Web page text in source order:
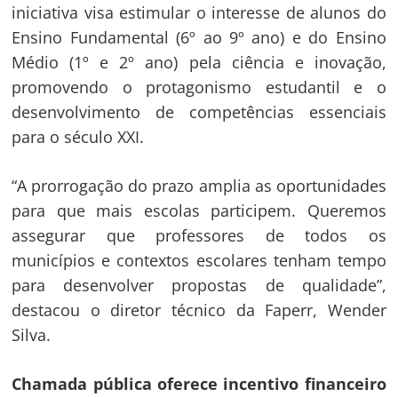
iniciativa visa estimular o interesse de alunos do
Ensino Fundamental (6º ao 9º ano) e do Ensino
Médio (1º e 2º ano) pela ciência e inovação,
promovendo o protagonismo estudantil e o
desenvolvimento de competências essenciais
para o século XXI.
“A prorrogação do prazo amplia as oportunidades
para que mais escolas participem. Queremos
assegurar que professores de todos os
municípios e contextos escolares tenham tempo
para desenvolver propostas de qualidade”,
destacou o diretor técnico da Faperr, Wender
Silva.
Chamada pública oferece incentivo financeiro